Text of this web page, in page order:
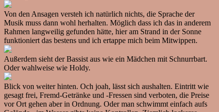
Von den Ansagen versteh ich natürlich nichts, die Sprache der
Musik muss dann wohl herhalten. Möglich dass ich das in anderem
Rahmen langweilig gefunden hätte, hier am Strand in der Sonne
funktioniert das bestens und ich ertappe mich beim Mitwippen.
Außerdem sieht der Bassist aus wie ein Mädchen mit Schnurrbart.
Oder wahlweise wie Holdy.
Blick von weiter hinten. Och joah, lässt sich aushalten. Eintritt wie
gesagt frei, Fremd-Getränke und -Fressen sind verboten, die Preise
vor Ort gehen aber in Ordnung. Oder man schwimmt einfach aufs